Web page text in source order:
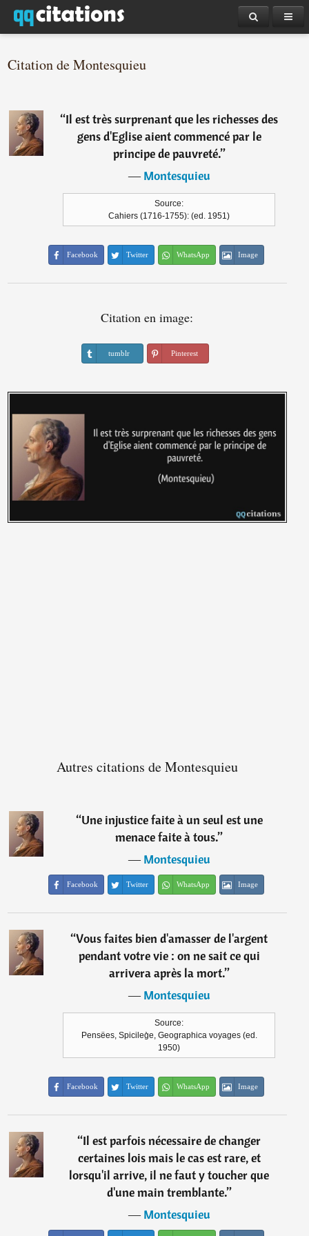
Citation de Montesquieu
“Il est très surprenant que les richesses des
gens d'Eglise aient commencé par le
principe de pauvreté.”
―Montesquieu
Source:
Cahiers (1716-1755): (ed. 1951)
Facebook Twitter WhatsApp Image
Citation en image:
tumblr Pinterest
Autres citations de Montesquieu
“Une injustice faite à un seul est une
menace faite à tous.”
―Montesquieu
Facebook Twitter WhatsApp Image
“Vous faites bien d'amasser de l'argent
pendant votre vie : on ne sait ce qui
arrivera après la mort.”
―Montesquieu
Source:
Pensëes, Spicileg̀e, Geographica voyages (ed.
1950)
Facebook Twitter WhatsApp Image
“Il est parfois nécessaire de changer
certaines lois mais le cas est rare, et
lorsqu'il arrive, il ne faut y toucher que
d'une main tremblante.”
―Montesquieu